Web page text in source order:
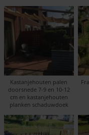
Kastanjehouten palen
doorsnede 7-9 en 10-12
cm en kastanjehouten
planken schaduwdoek